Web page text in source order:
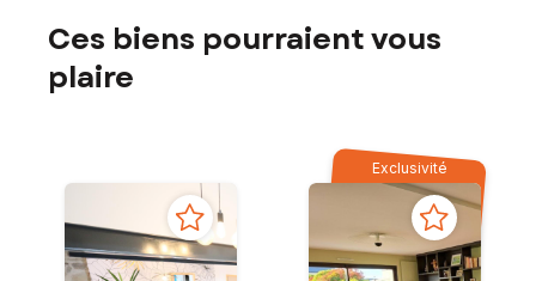
Ces biens pourraient vous
plaire
Exclusivité